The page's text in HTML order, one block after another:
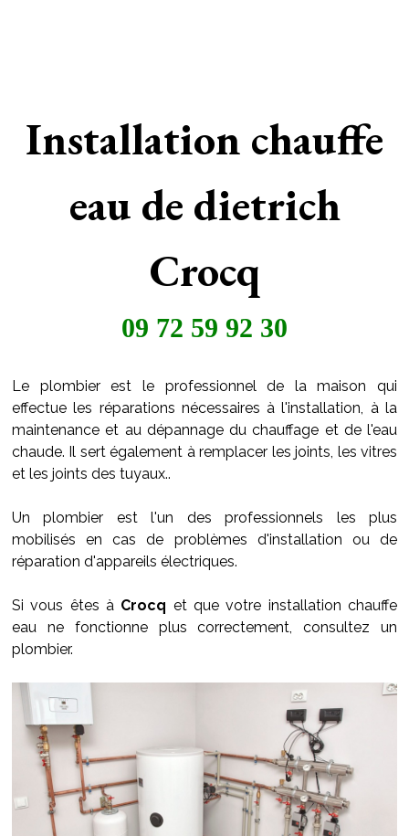
Installation chauffe
eau de dietrich
Crocq
09 72 59 92 30
Le plombier est le professionnel de la maison qui
effectue les réparations nécessaires à l'installation, à la
maintenance et au dépannage du chauffage et de l'eau
chaude. Il sert également à remplacer les joints, les vitres
et les joints des tuyaux..
Un plombier est l'un des professionnels les plus
mobilisés en cas de problèmes d'installation ou de
réparation d'appareils électriques.
Si vous êtes à Crocq et que votre installation chauffe
eau ne fonctionne plus correctement, consultez un
plombier.